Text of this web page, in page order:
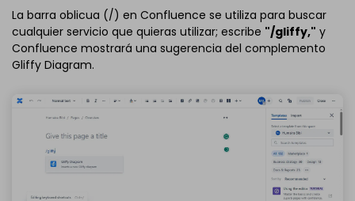
La barra oblicua (/) en Confluence se utiliza para buscar
cualquier servicio que quieras utilizar; escribe "/gliffy," y
Confluence mostrará una sugerencia del complemento
Gliffy Diagram.